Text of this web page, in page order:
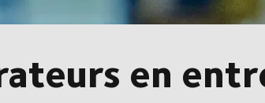
en